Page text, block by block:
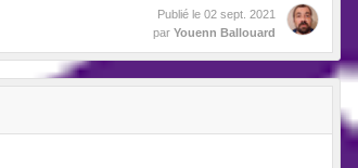
Publié le 02 sept. 2021
par Youenn Ballouard